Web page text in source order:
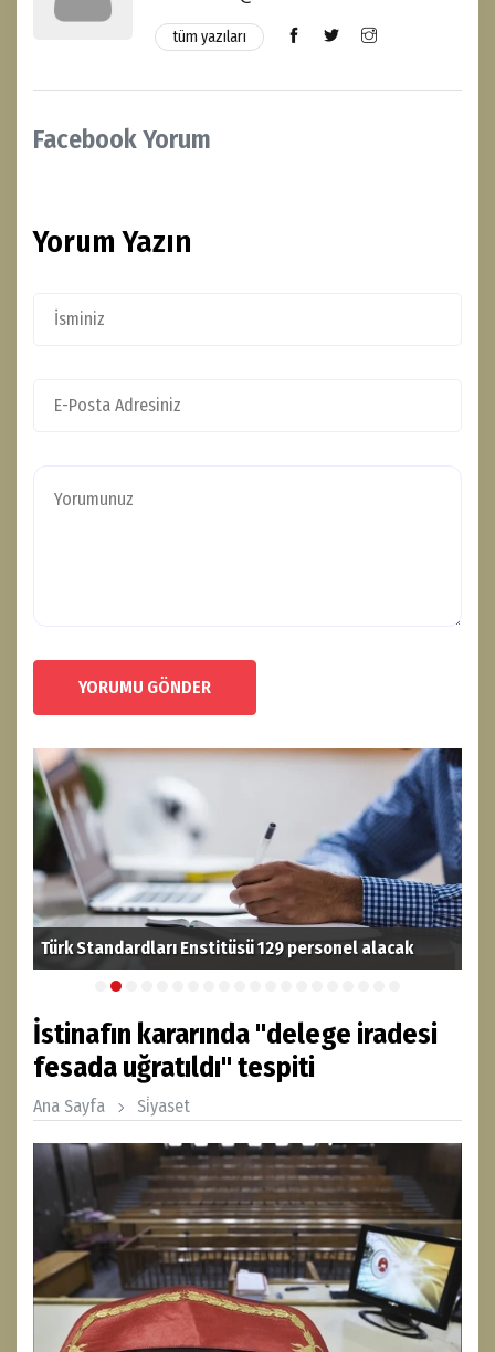
tüm yazıları
Facebook Yorum
Yorum Yazın
YORUMU GÖNDER
Türk Standardları Enstitüsü 129 personel alacak
İstinafın kararında "delege iradesi
fesada uğratıldı" tespiti
Ana Sayfa Si̇yaset